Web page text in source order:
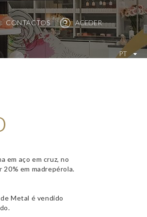
PT
CONTACTOS ACEDER
em aço em cruz, no
20% em madrepérola.
Metal é vendido